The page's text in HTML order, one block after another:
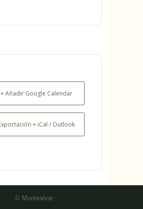
+ Añadir Google Calendar
+ iCal / Outlook
© Montealvar